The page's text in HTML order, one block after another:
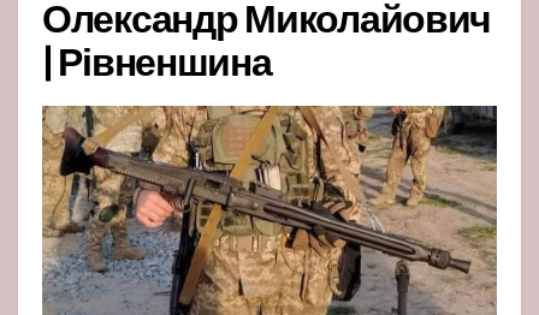
Олександр Миколайович
| Рівненшина